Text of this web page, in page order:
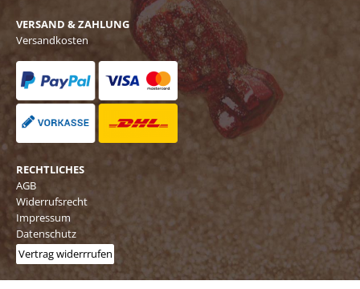
VERSAND & ZAHLUNG
Versandkosten
RECHTLICHES
AGB
Widerrufsrecht
Impressum
Datenschutz
Vertrag widerrrufen